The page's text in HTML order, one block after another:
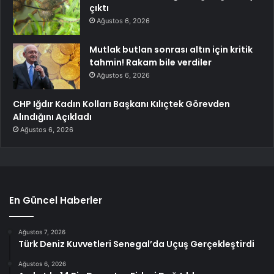
çıktı
Ağustos 6, 2026
Mutlak butlan sonrası altın için kritik
tahmin! Rakam bile verdiler
Ağustos 6, 2026
CHP Iğdır Kadın Kolları Başkanı Kılıçtek Görevden
Alındığını Açıkladı
Ağustos 6, 2026
En Güncel Haberler
Ağustos 7, 2026
Türk Deniz Kuvvetleri Senegal’da Uçuş Gerçekleştirdi
Ağustos 6, 2026